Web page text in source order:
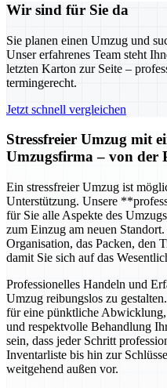
Wir sind für Sie da
Sie planen einen Umzug und
Unser erfahrenes Team steht
letzten Karton zur Seite –
termingerecht.
Jetzt schnell vergleichen
Stressfreier Umzug mit
Umzugsfirma – von der
Ein stressfreier Umzug ist
Unterstützung. Unsere
für Sie alle Aspekte des
zum Einzug am neuen
Organisation, das Packen, den
damit Sie sich auf das
Professionelles Handeln und
Umzug reibungslos zu
für eine pünktliche
und respektvolle Behandlung
sein, dass jeder Schritt
Inventarliste bis hin zur
weitgehend außen vor.